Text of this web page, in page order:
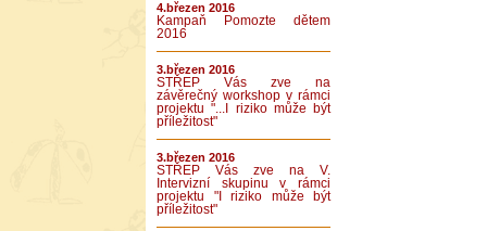
4.březen 2016
Kampaň Pomozte dětem
2016
3.březen 2016
STŘEP Vás zve na
závěrečný workshop v rámci
projektu "...I riziko může být
příležitost"
3.březen 2016
STŘEP Vás zve na V.
Intervizní skupinu v rámci
projektu "I riziko může být
příležitost"